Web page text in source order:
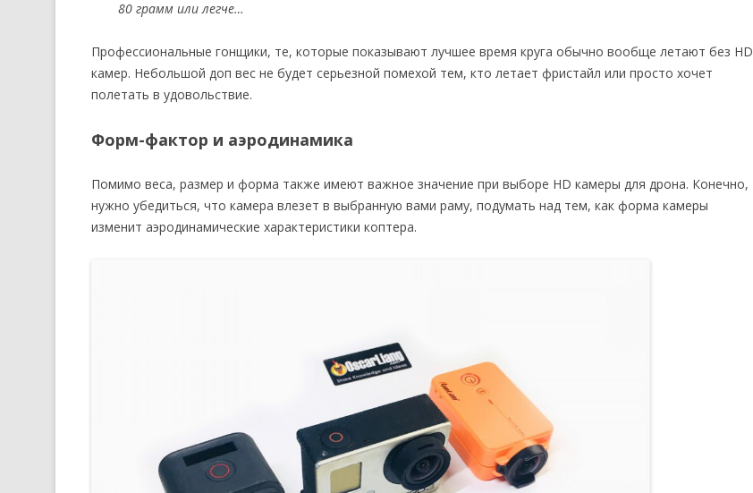
80 грамм или легче…
Профессиональные гонщики, те, которые показывают лучшее время круга обычно вообще летают без HD
камер. Небольшой доп вес не будет серьезной помехой тем, кто летает фристайл или просто хочет
полетать в удовольствие.
Форм-фактор и аэродинамика
Помимо веса, размер и форма также имеют важное значение при выборе HD камеры для дрона. Конечно,
нужно убедиться, что камера влезет в выбранную вами раму, подумать над тем, как форма камеры
изменит аэродинамические характеристики коптера.